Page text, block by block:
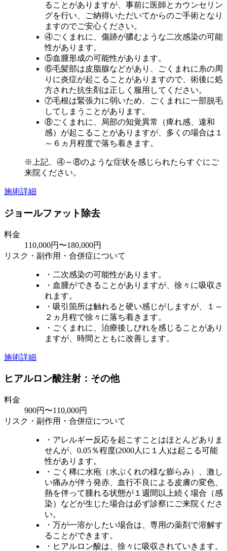
ることがありますが、事前に医師とカウンセリン
グを行い、ご納得いただいてからのご手術となり
ますのでご安心ください。
④ごくまれに、傷跡が膿むような二次感染の可能
性があります。
⑤血腫形成の可能性があります。
⑥毛髪部は皮脂腺などがあり、ごくまれに糸の周
りに炎症が起こることがありますので、術後に処
方された抗生剤は正しく服用してください。
⑦毛根は緊張力に弱いため、ごくまれに一部脱毛
してしまうことがあります。
⑧ごくまれに、局部の知覚異常（痺れ感、違和
感）が起こることがありますが、多くの場合は１
～６ヵ月程度で落ち着きます。
※上記、④～⑧のような症状を感じられたらすぐにご
来院ください。
施術詳細
ジョールファット除去
料金
110,000円〜180,000円
リスク・副作用・合併症について
・二次感染の可能性があります。
・血腫ができることがありますが、徐々に吸収さ
れます。
・吸引箇所は触れると硬い感じがしますが、１～
２ヵ月程で徐々に落ち着きます。
・ごくまれに、治療後しびれを感じることがあり
ますが、時間とともに改善します。
施術詳細
ヒアルロン酸注射：その他
料金
900円〜110,000円
リスク・副作用・合併症について
・アレルギー反応を起こすことはほとんどありま
せんが、0.05％程度(2000人に１人)は起こる可能
性があります。
・ごく稀に水疱（水ぶくれの様な膨らみ）、激し
い痛みが伴う発赤、血行不良による皮膚の変色、
熱を伴って腫れる状態が１週間以上続く場合（感
染）などが生じた場合は必ず診察にご来院くださ
い。
・万が一溶かしたい場合は、専用の薬剤で溶解す
ることができます。
・ヒアルロン酸は、徐々に吸収されていきます。